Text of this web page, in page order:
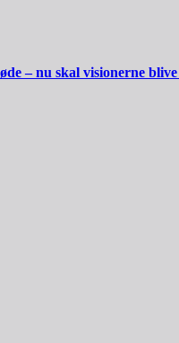
– nu skal visionerne